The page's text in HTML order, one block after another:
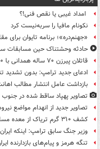
امداد غیبی یا نقص فنی!؟
نکونام مافیا را سربه‌نیست کرد
«جهنم‌دره»؛ برنامه تایوان برای
حادثه وحشتناک حین مسابقات
قاتلان پیرزن ۷۰ ساله همدانی با ۵۰ گرم طلا دستگیر شدند
ادعای جدید ترامپ: بدون تشدید
بازداشت عامل انتشار مطالب
تصاویر پهپاد ساقط شده در جنوب
تصاویر جدید از انهدام مواضع
کشف ۳۱۰ گرم تریاک از معده مسافر اتوبوس در قاینات
وزیر جنگ سابق ترامپ: اینکه
تنگه هرمز و پیام‌های بازدارنده